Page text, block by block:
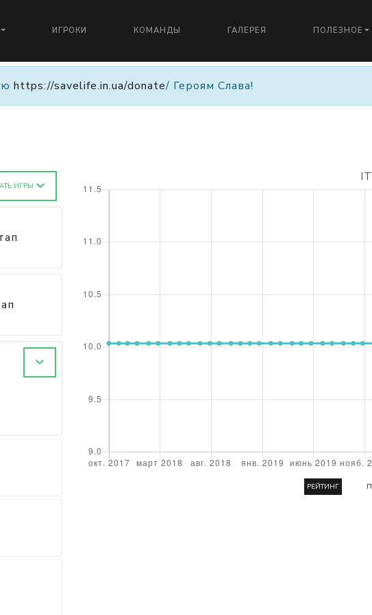
ИГРОКИ КОМАНДЫ ГАЛЕРЕЯ ПОЛЕЗНОЕ
https://savelife.in.ua/donate/ Героям Слава!
ИГРЫ
IT
РЕЙТИНГ